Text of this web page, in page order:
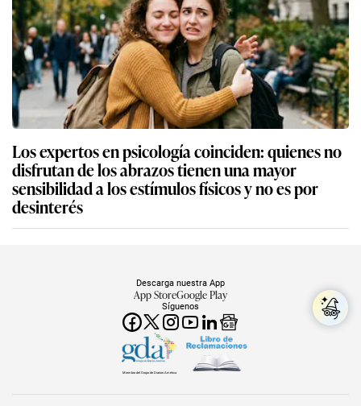
Los expertos en psicología coinciden: quienes no
disfrutan de los abrazos tienen una mayor
sensibilidad a los estímulos físicos y no es por
desinterés
Síguenos
Descarga nuestra App
App StoreGoogle Play
Miembro del Grupo de Diarios América